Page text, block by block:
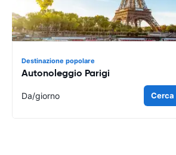
Destinazione popolare
Autonoleggio Parigi
Da/giorno Cerca